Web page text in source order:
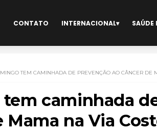
CONTATO INTERNACIONAL SAÚDE
TEM CAMINHADA DE PREVENÇÃO AO CÂNCER DE
caminhada
Mama na Via